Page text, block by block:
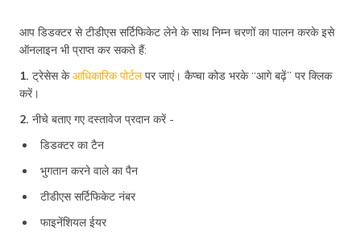
आप डिडक्टर से टीडीएस सर्टिफिकेट लेने के साथ निम्न चरणों का पालन करके इसे
ऑनलाइन भी प्राप्त कर सकते हैं:
1. ट्रेसेस केआधिकारिक पोर्टलपर जाएं। कैप्चा कोड भरके “आगे बढ़ें” पर क्लिक
करें।
2. नीचे बताए गए दस्तावेज प्रदान करें -
डिडक्टर का टैन
भुगतान करने वाले का पैन
टीडीएस सर्टिफिकेट नंबर
फाइनेंशियल ईयर